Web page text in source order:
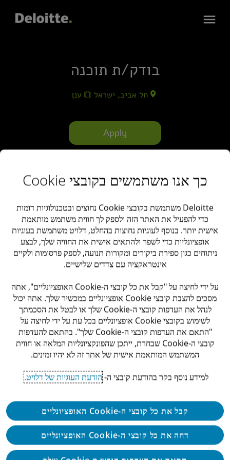
בודק/ת תוכנה
תל אביב, ישראל ענן
Apply
תאור
שתפו משרה זו
Apply
כך אנו משתמשים בקובצי Cookie
Deloitte משתמשת בקובצי Cookie נחוצים ובטכנולוגיות דומות
כדי להפעיל את האתר הזה ולספק לך חווית משתמש מותאמת
אישית יותר. בנוסף לעוגיות נחוצות בהחלט, דלויט משתמשת בעוגיות
אופציונליות כדי לשפר ולהתאים אישית את החוויה שלך, לבצע
ניתוחים כגון ספירת ביקורים ומקורות תנועה, לספק פרסומות ולקיים
אינטראקציה עם צדדים שלישיים.
על ידי לחיצה על "קבל את כל קובצי ה-Cookie האופציונליים", אתה
מסכים להצבת קובצי Cookie אופציונליים במכשיר שלך. אתה יכול
לנהל את העדפות קובצי ה-Cookie שלך או לבטל את הסכמתך
לשימוש בקובצי Cookie אופציונליים בכל עת על ידי לחיצה על
"התאם את העדפות קובצי ה-Cookie שלך". בהתאם להעדפות
קובצי ה-Cookie שבחרת, ייתכן שהפונקציונליות המלאה או חווית
המשתמש המותאמת אישית של אתר זה לא יהיו זמינים.
למידע נוסף בקר בהודעת קובצי ה-הודעת העוגיות של דלויט.
קבל את כל קובצי ה-Cookie האופציונליים
דחה את כל קובצי ה-Cookie האופציונליים